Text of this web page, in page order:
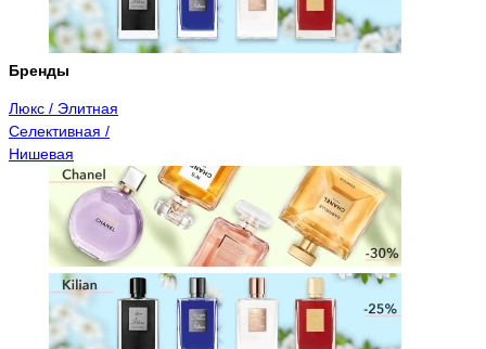
Бренды
Люкс / Элитная
Селективная /
Нишевая